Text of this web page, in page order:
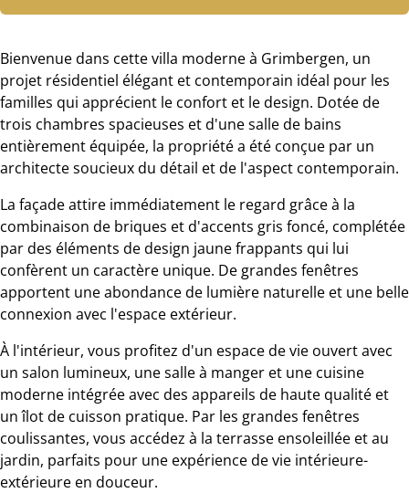
Bienvenue dans cette villa moderne à Grimbergen, un
projet résidentiel élégant et contemporain idéal pour les
familles qui apprécient le confort et le design. Dotée de
trois chambres spacieuses et d'une salle de bains
entièrement équipée, la propriété a été conçue par un
architecte soucieux du détail et de l'aspect contemporain.
La façade attire immédiatement le regard grâce à la
combinaison de briques et d'accents gris foncé, complétée
par des éléments de design jaune frappants qui lui
confèrent un caractère unique. De grandes fenêtres
apportent une abondance de lumière naturelle et une belle
connexion avec l'espace extérieur.
À l'intérieur, vous profitez d'un espace de vie ouvert avec
un salon lumineux, une salle à manger et une cuisine
moderne intégrée avec des appareils de haute qualité et
un îlot de cuisson pratique. Par les grandes fenêtres
coulissantes, vous accédez à la terrasse ensoleillée et au
jardin, parfaits pour une expérience de vie intérieure-
extérieure en douceur.